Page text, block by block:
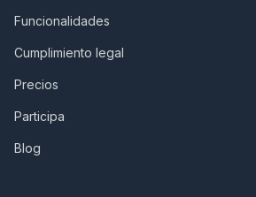
Funcionalidades
Cumplimiento legal
Precios
Participa
Blog